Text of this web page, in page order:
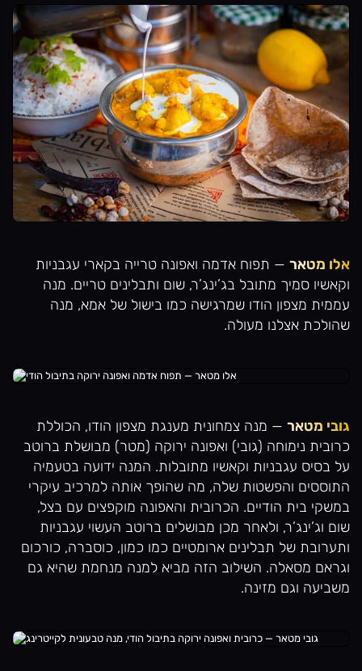
אלו מטאר — תפוח אדמה ואפונה טרייה בקארי עגבניות
וקאשיו סמיך מתובל בג’ינג’ר, שום ותבלינים טריים. מנה
עממית מצפון הודו שמרגישה כמו בישול של אמא, מנה
שהולכת אצלנו מעולה.
גובי מטאר — מנה צמחונית מענגת מצפון הודו, הכוללת
כרובית נימוחה (גובי) ואפונה ירוקה (מטר) מבושלת ברוטב
על בסיס עגבניות וקאשיו מתובלות. המנה ידועה בטעמיה
התוססים והפשטות שלה, מה שהופך אותה למרכיב עיקרי
במשקי בית הודיים. הכרובית והאפונה מוקפצים עם בצל,
שום וג’ינג’ר, ולאחר מכן מבושלים ברוטב העשוי עגבניות
ותערובת של תבלינים ארומטיים כמו כמון, כוסברה, כורכום
וגראם מסאלה. השילוב הזה מביא למנה מנחמת שהיא גם
משביעה וגם מזינה.